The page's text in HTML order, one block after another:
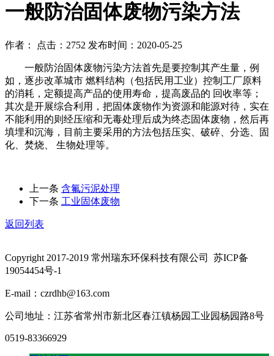
一般防治固体废物污染方法
作者： 点击：2752 发布时间：2020-05-25
一般防治固体废物污染方法首先是要控制其产生量，例
如，逐步改革城市 燃料结构（包括民用工业）控制工厂原料
的消耗，定额提高产品的使用寿命，提高废品的 回收率等；
其次是开展综合利用，把固体废物作为资源和能源对待，实在
不能利用的则经压缩和无毒处理后成为终态固体废物，然后再
填埋和沉海，目前主要采用的方法包括压实、破碎、分选、固
化、焚烧、 生物处理等。
上一条 含氟污泥处理
下一条 工业固体废物
返回列表
Copyright 2017-2019 常州瑞东环保科技有限公司 苏ICP备
19054454号-1
E-mail：czrdhb@163.com
公司地址：江苏省常州市新北区春江镇杨园工业园杨园路8号
0519-83366929